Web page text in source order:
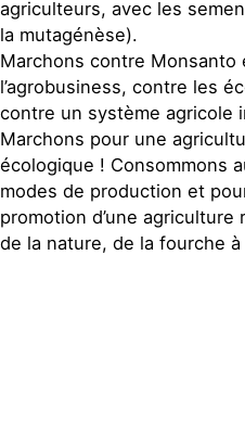
agriculteurs, avec les
la mutagénèse).
Marchons contre Monsanto
l’agrobusiness, contre les
contre un système agricole
Marchons pour une
écologique ! Consommons
modes de production et
promotion d’une agriculture
de la nature, de la fourche